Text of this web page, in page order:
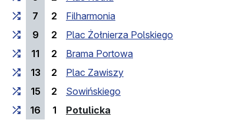
7
2
Filharmonia
9
2
Plac Żołnierza Polskiego
11
2
Brama Portowa
13
2
Plac Zawiszy
15
2
Sowińskiego
16
1 Potulicka